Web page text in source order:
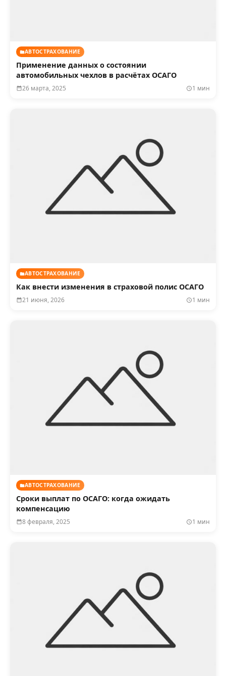
АВТОСТРАХОВАНИЕ
Применение данных о состоянии
автомобильных чехлов в расчётах ОСАГО
26 марта, 2025 1 мин
АВТОСТРАХОВАНИЕ
Как внести изменения в страховой полис ОСАГО
21 июня, 2026 1 мин
АВТОСТРАХОВАНИЕ
Сроки выплат по ОСАГО: когда ожидать
компенсацию
8 февраля, 2025 1 мин